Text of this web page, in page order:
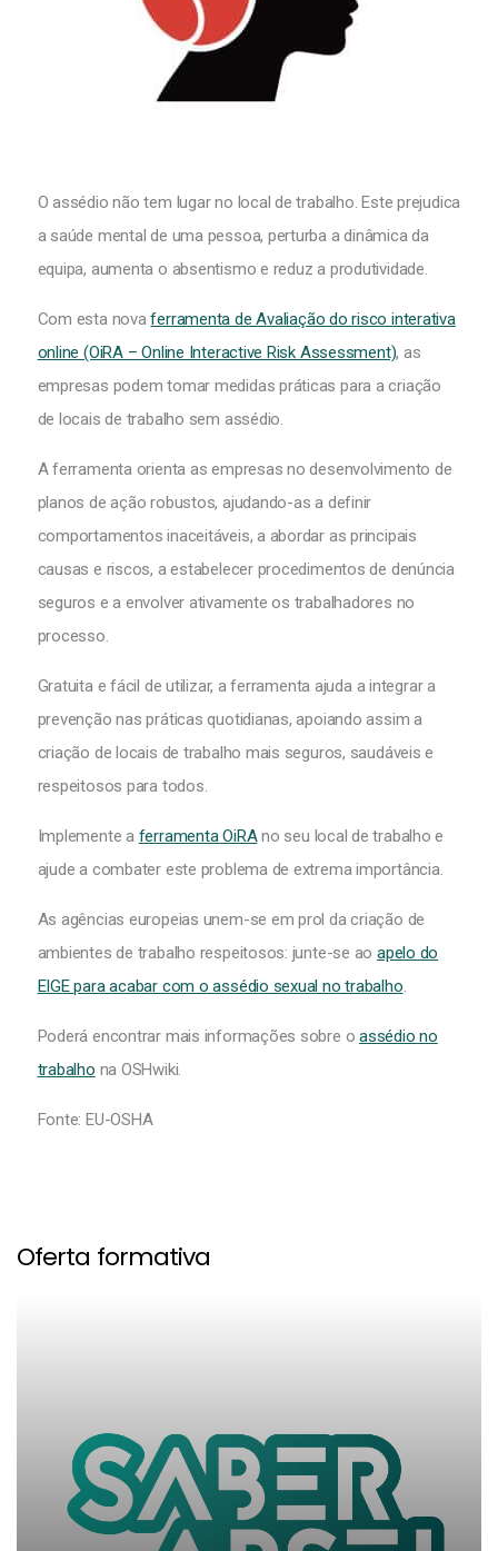
O assédio não tem lugar no local de trabalho. Este prejudica
a saúde mental de uma pessoa, perturba a dinâmica da
equipa, aumenta o absentismo e reduz a produtividade.
Com esta novaferramenta de Avaliação do risco interativa
online (OiRA – Online Interactive Risk Assessment), as
empresas podem tomar medidas práticas para a criação
de locais de trabalho sem assédio.
A ferramenta orienta as empresas no desenvolvimento de
planos de ação robustos, ajudando-as a definir
comportamentos inaceitáveis, a abordar as principais
causas e riscos, a estabelecer procedimentos de denúncia
seguros e a envolver ativamente os trabalhadores no
processo.
Gratuita e fácil de utilizar, a ferramenta ajuda a integrar a
prevenção nas práticas quotidianas, apoiando assim a
criação de locais de trabalho mais seguros, saudáveis e
respeitosos para todos.
Implemente a ferramenta OiRAno seu local de trabalho e
ajude a combater este problema de extrema importância.
As agências europeias unem-se em prol da criação de
ambientes de trabalho respeitosos: junte-se aoapelo do
EIGE para acabar com o assédio sexual no trabalho.
Poderá encontrar mais informações sobre oassédio no
trabalho na OSHwiki.
Fonte: EU-OSHA
Oferta formativa